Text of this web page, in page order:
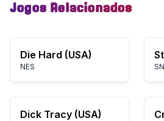
Jogos Relacionados
Die Hard (USA)
NES
Dick Tracy (USA)